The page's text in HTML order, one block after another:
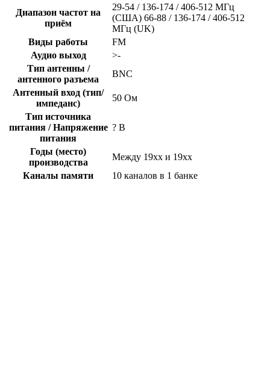
Диапазон частот на
приём
29-54 / 136-174 / 406-512 МГц
(США) 66-88 / 136-174 / 406-512
МГц (UK)
Виды работы
FM
Аудио выход
>-
Тип антенны /
антенного разъема
BNC
Антенный вход (тип/
импеданс)
50 Ом
Тип источника
питания / Напряжение
питания
? В
Годы (место)
производства
Между 19xx и 19xx
Каналы памяти
10 каналов в 1 банке